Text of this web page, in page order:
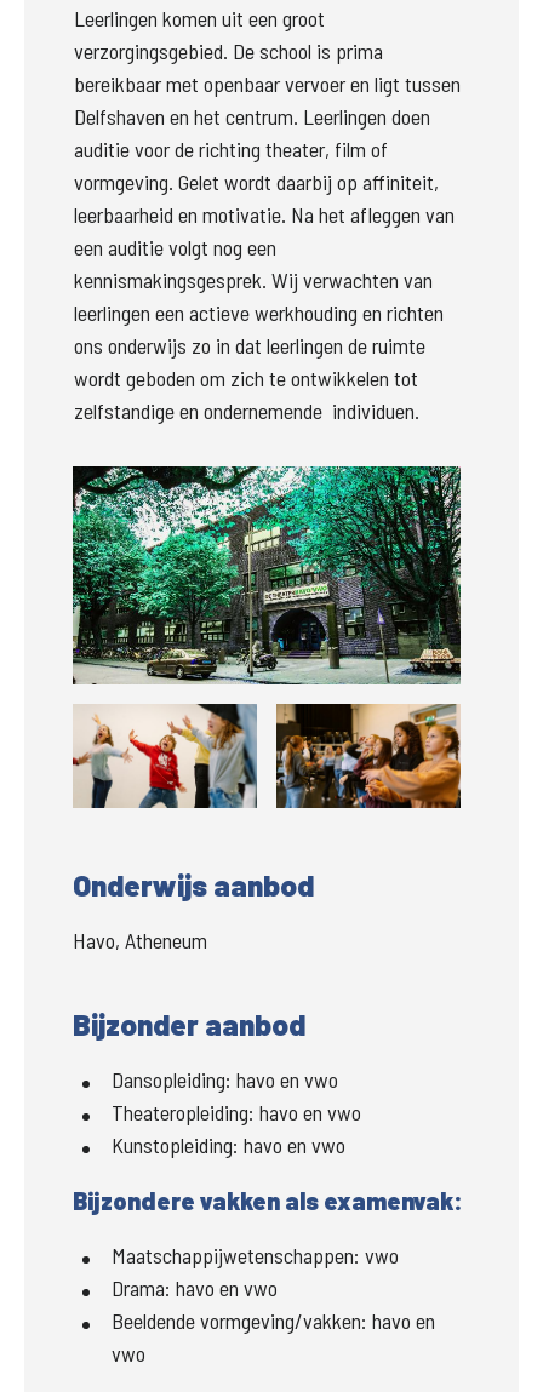
Leerlingen komen uit een groot
verzorgingsgebied. De school is prima
bereikbaar met openbaar vervoer en ligt tussen
Delfshaven en het centrum. Leerlingen doen
auditie voor de richting theater, film of
vormgeving. Gelet wordt daarbij op affiniteit,
leerbaarheid en motivatie. Na het afleggen van
een auditie volgt nog een
kennismakingsgesprek. Wij verwachten van
leerlingen een actieve werkhouding en richten
ons onderwijs zo in dat leerlingen de ruimte
wordt geboden om zich te ontwikkelen tot
zelfstandige en ondernemende  individuen.
Groter
Groter Groter
Onderwijs aanbod
Havo, Atheneum
Bijzonder aanbod
Dansopleiding: havo en vwo
Theateropleiding: havo en vwo
Kunstopleiding: havo en vwo
Bijzondere vakken als examenvak:
Maatschappijwetenschappen: vwo
Drama: havo en vwo
Beeldende vormgeving/vakken: havo en
vwo